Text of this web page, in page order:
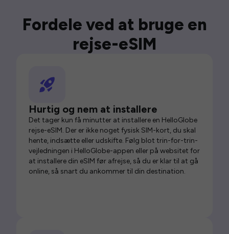
Fordele ved at bruge en
rejse-eSIM
Hurtig og nem at installere
Det tager kun få minutter at installere en HelloGlobe
rejse-eSIM. Der er ikke noget fysisk SIM-kort, du skal
hente, indsætte eller udskifte. Følg blot trin-for-trin-
vejledningen i HelloGlobe-appen eller på websitet for
at installere din eSIM før afrejse, så du er klar til at gå
online, så snart du ankommer til din destination.